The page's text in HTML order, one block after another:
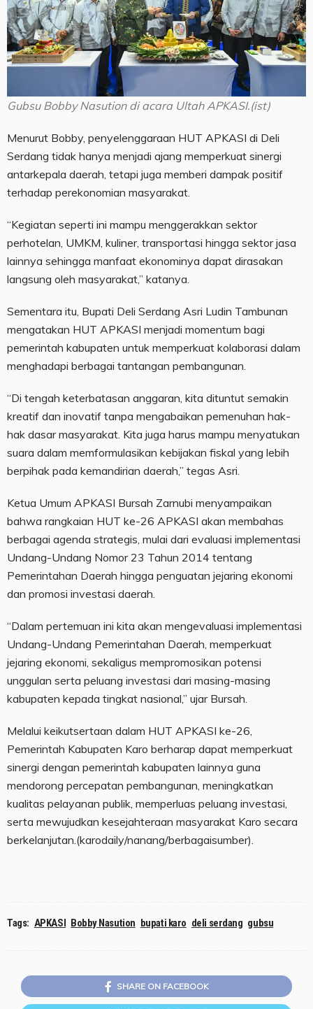
Gubsu Bobby Nasution di acara Ultah APKASI.(ist)
Menurut Bobby, penyelenggaraan HUT APKASI di Deli
Serdang tidak hanya menjadi ajang memperkuat sinergi
antarkepala daerah, tetapi juga memberi dampak positif
terhadap perekonomian masyarakat.
“Kegiatan seperti ini mampu menggerakkan sektor
perhotelan, UMKM, kuliner, transportasi hingga sektor jasa
lainnya sehingga manfaat ekonominya dapat dirasakan
langsung oleh masyarakat,” katanya.
Sementara itu, Bupati Deli Serdang Asri Ludin Tambunan
mengatakan HUT APKASI menjadi momentum bagi
pemerintah kabupaten untuk memperkuat kolaborasi dalam
menghadapi berbagai tantangan pembangunan.
“Di tengah keterbatasan anggaran, kita dituntut semakin
kreatif dan inovatif tanpa mengabaikan pemenuhan hak-
hak dasar masyarakat. Kita juga harus mampu menyatukan
suara dalam memformulasikan kebijakan fiskal yang lebih
berpihak pada kemandirian daerah,” tegas Asri.
Ketua Umum APKASI Bursah Zarnubi menyampaikan
bahwa rangkaian HUT ke-26 APKASI akan membahas
berbagai agenda strategis, mulai dari evaluasi implementasi
Undang-Undang Nomor 23 Tahun 2014 tentang
Pemerintahan Daerah hingga penguatan jejaring ekonomi
dan promosi investasi daerah.
“Dalam pertemuan ini kita akan mengevaluasi implementasi
Undang-Undang Pemerintahan Daerah, memperkuat
jejaring ekonomi, sekaligus mempromosikan potensi
unggulan serta peluang investasi dari masing-masing
kabupaten kepada tingkat nasional,” ujar Bursah.
Melalui keikutsertaan dalam HUT APKASI ke-26,
Pemerintah Kabupaten Karo berharap dapat memperkuat
sinergi dengan pemerintah kabupaten lainnya guna
mendorong percepatan pembangunan, meningkatkan
kualitas pelayanan publik, memperluas peluang investasi,
serta mewujudkan kesejahteraan masyarakat Karo secara
berkelanjutan.(karodaily/nanang/berbagaisumber).
Tags: APKASI Bobby Nasution bupati karo deli serdang gubsu
SHARE ON FACEBOOK